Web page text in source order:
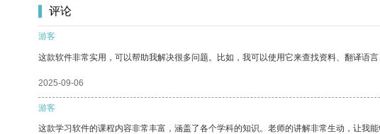
评论
游客
这款软件非常实用，可以帮助我解决很多问题。比如，我可以使用它来查找资料、翻译语言
2025-09-06
游客
这款学习软件的课程内容非常丰富，涵盖了各个学科的知识。老师的讲解非常生动，让我能